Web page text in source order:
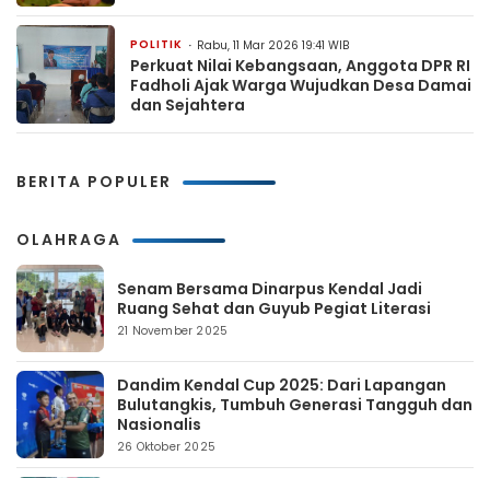
POLITIK Rabu, 11 Mar 2026 19:41 WIB
Perkuat Nilai Kebangsaan, Anggota DPR RI
Fadholi Ajak Warga Wujudkan Desa Damai
dan Sejahtera
BERITA POPULER
OLAHRAGA
Senam Bersama Dinarpus Kendal Jadi
Ruang Sehat dan Guyub Pegiat Literasi
21 November 2025
Dandim Kendal Cup 2025: Dari Lapangan
Bulutangkis, Tumbuh Generasi Tangguh dan
Nasionalis
26 Oktober 2025